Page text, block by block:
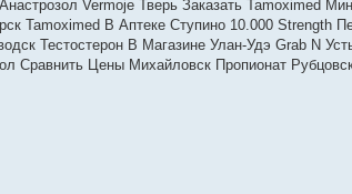
Vermoje Тверь Заказать Tamoximed
Tamoximed В Аптеке Ступино 10.000 Strength
Тестостерон В Магазине Улан-Удэ Grab N
Сравнить Цены Михайловск Пропионат